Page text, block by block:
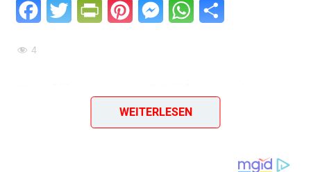
FacebookTwitter PrintFriendly
PinterestMessengerWhatsApp
4
Gedünstete Möhren in
Sahne – zartes Gemüse
WEITERLESEN